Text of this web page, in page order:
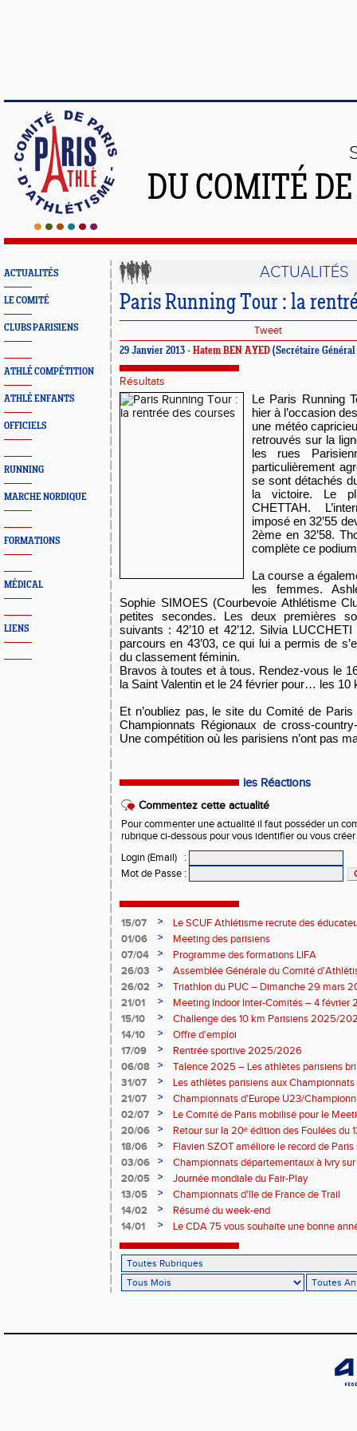
DU COMITÉ
ACTUALITÉS
LE COMITÉ
CLUBS PARISIENS
ATHLÉ COMPÉTITION
ATHLÉ ENFANTS
OFFICIELS
RUNNING
MARCHE NORDIQUE
FORMATIONS
MÉDICAL
LIENS
ACTUALITÉS
Paris Running Tour : la
Tweet
29 Janvier 2013 - Hatem BEN AYED (Secrétaire
Résultats
Le Paris Running
hier à l’occasion
une météo
retrouvés sur la
les rues
particulièrement
se sont détachés
la victoire. Le
CHETTAH.
imposé en 32’55
2ème en 32’58.
complète ce
La course a
les femmes.
Sophie SIMOES (Courbevoie Athlétisme
petites secondes. Les deux premières
suivants : 42’10 et 42’12. Silvia
parcours en 43’03, ce qui lui a permis de
du classement féminin.
Bravos à toutes et à tous. Rendez-vous le
la Saint Valentin et le 24 février pour… les 10
Et n’oubliez pas, le site du Comité de
Championnats Régionaux de cross-
Une compétition où les parisiens n’ont pas
les Réactions
Commentez cette actualité
Pour commenter une actualité il faut posséder un
rubrique ci-dessous pour vous identifier ou vous
Login (Email)
:
Mot de Passe :
15/07 >
Le SCUF Athlétisme recrute des
2026-2027 !
01/06 >
Meeting des parisiens
07/04
>
Programme des formations LIFA
26/03
>
Assemblée Générale du Comité
26/02
>
Triathlon du PUC – Dimanche 29 mars
21/01
>
Meeting Indoor Inter-Comités – 4 février
15/10
>
Challenge des 10 km Parisiens 2025/
14/10
>
Offre d'emploi
17/09
>
Rentrée sportive 2025/2026
06/08
>
Talence 2025 – Les athlètes parisiens
de France Élite
31/07 >
Les athlètes parisiens aux
21/07
>
Championnats d'Europe U23/
02/07
>
Le Comité de Paris mobilisé pour le
20/06
>
Retour sur la 20ᵉ édition des Foulées du
18/06
>
Flavien SZOT améliore le record de Paris
03/06
>
Championnats départementaux à Ivry
20/05
>
Journée mondiale du Fair-Play
13/05
>
Championnats d'île de France de Trail
14/02
>
Résumé du week-end
14/01
> Le CDA 75 vous souhaite une bonne